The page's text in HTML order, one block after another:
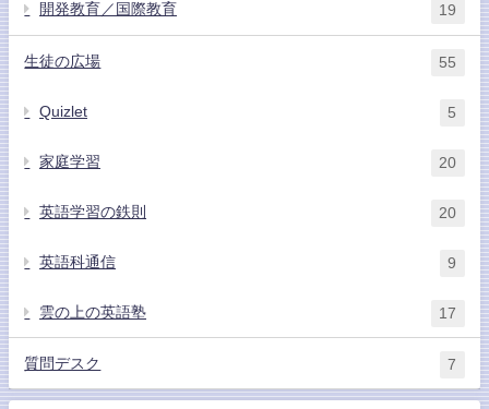
開発教育／国際教育 19
生徒の広場 55
Quizlet 5
家庭学習 20
英語学習の鉄則 20
英語科通信 9
雲の上の英語塾 17
質問デスク 7